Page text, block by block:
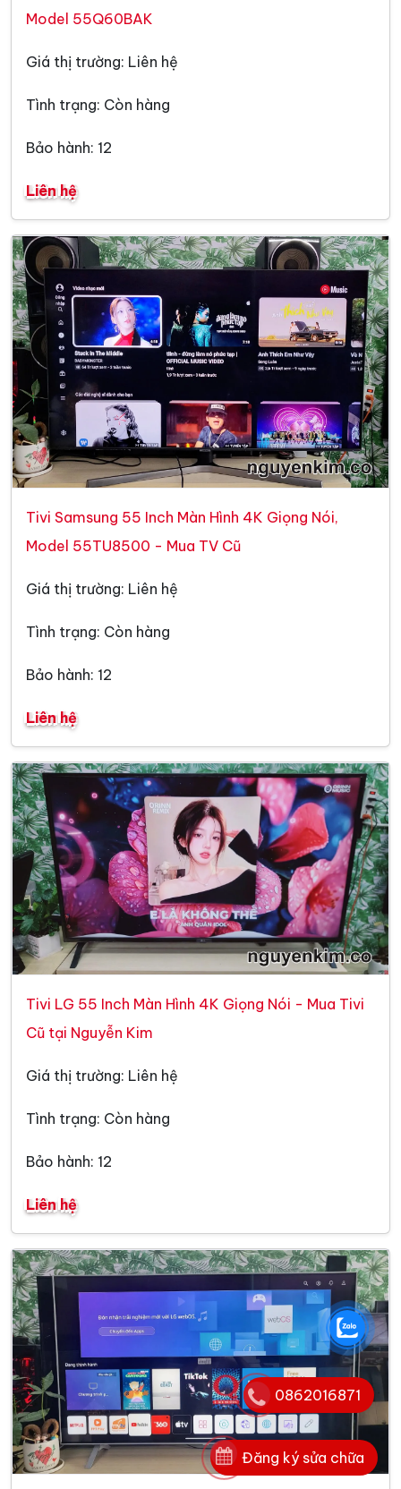
Model 55Q60BAK
Giá thị trường: Liên hệ
Tình trạng: Còn hàng
Bảo hành: 12
Liên hệ
Tivi Samsung 55 Inch Màn Hình 4K Giọng Nói,
Model 55TU8500 - Mua TV Cũ
Giá thị trường: Liên hệ
Tình trạng: Còn hàng
Bảo hành: 12
Liên hệ
Tivi LG 55 Inch Màn Hình 4K Giọng Nói - Mua Tivi
Cũ tại Nguyễn Kim
Giá thị trường: Liên hệ
Tình trạng: Còn hàng
Bảo hành: 12
Liên hệ
Đăng ký sửa chữa
0862016871